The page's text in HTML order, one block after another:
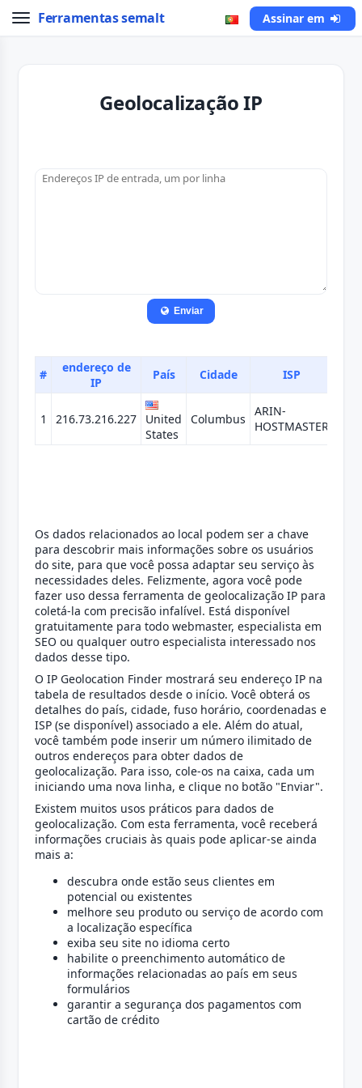
Ferramentas semalt Assinar em
Geolocalização IP
Enviar
#
endereço de
IP
País Cidade ISP
1 216.73.216.227
United
States
Columbus
ARIN-
HOSTMASTER
Os dados relacionados ao local podem ser a chave
para descobrir mais informações sobre os usuários
do site, para que você possa adaptar seu serviço às
necessidades deles. Felizmente, agora você pode
fazer uso dessa ferramenta de geolocalização IP para
coletá-la com precisão infalível. Está disponível
gratuitamente para todo webmaster, especialista em
SEO ou qualquer outro especialista interessado nos
dados desse tipo.
O IP Geolocation Finder mostrará seu endereço IP na
tabela de resultados desde o início. Você obterá os
detalhes do país, cidade, fuso horário, coordenadas e
ISP (se disponível) associado a ele. Além do atual,
você também pode inserir um número ilimitado de
outros endereços para obter dados de
geolocalização. Para isso, cole-os na caixa, cada um
iniciando uma nova linha, e clique no botão "Enviar".
Existem muitos usos práticos para dados de
geolocalização. Com esta ferramenta, você receberá
informações cruciais às quais pode aplicar-se ainda
mais a:
descubra onde estão seus clientes em
potencial ou existentes
melhore seu produto ou serviço de acordo com
a localização específica
exiba seu site no idioma certo
habilite o preenchimento automático de
informações relacionadas ao país em seus
formulários
garantir a segurança dos pagamentos com
cartão de crédito